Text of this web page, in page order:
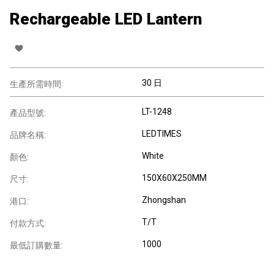
Rechargeable LED Lantern
生產所需時間: 30 日
產品型號: LT-1248
品牌名稱: LEDTIMES
顏色: White
尺寸: 150X60X250MM
港口: Zhongshan
付款方式: T/T
最低訂購數量: 1000